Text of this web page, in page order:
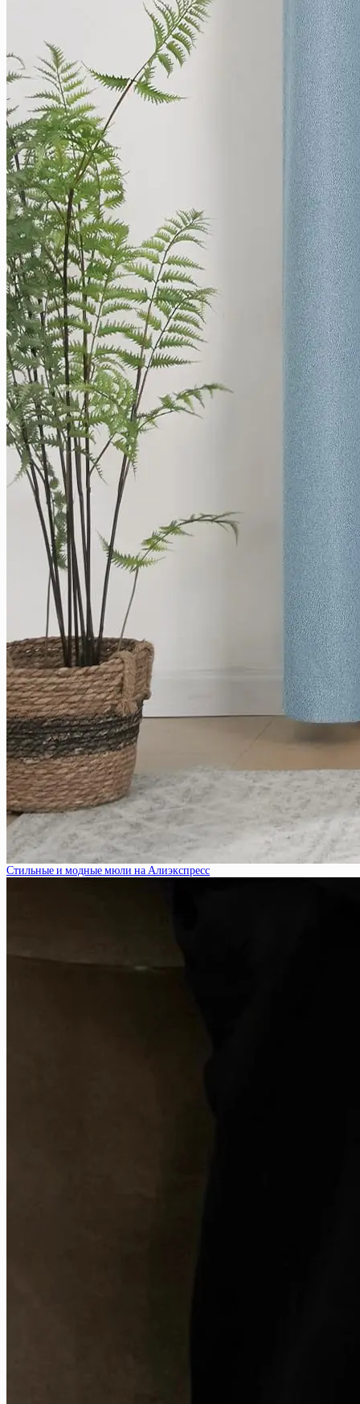
Стильные и модные мюли на Алиэкспресс